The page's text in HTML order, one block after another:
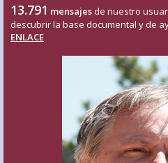
13.791 mensajes de nuestro
descubrir la base documental y de
ENLACE